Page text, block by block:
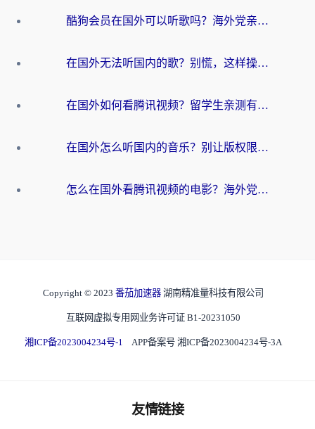
酷狗会员在国外可以听歌吗？海外党亲测有效：3步解决音乐权限难题
在国外无法听国内的歌？别慌，这样操作就能畅听QQ音乐（附亲测加速器推荐）
在国外如何看腾讯视频？留学生亲测有效的回国加速方案
在国外怎么听国内的音乐？别让版权限制断了你的华语歌单
怎么在国外看腾讯视频的电影？海外党亲测有效的回国加速指南
Copyright © 2023 番茄加速器 湖南精准量科技有限公司
互联网虚拟专用网业务许可证 B1-20231050
湘ICP备2023004234号-1 APP备案号 湘ICP备2023004234号-3A
友情链接